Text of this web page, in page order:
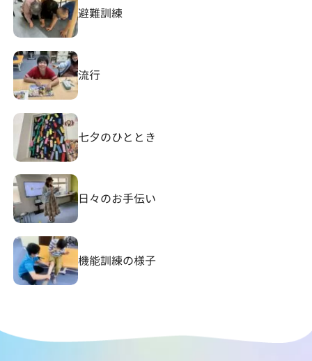
避難訓練
流行
七夕のひととき
日々のお手伝い
機能訓練の様子